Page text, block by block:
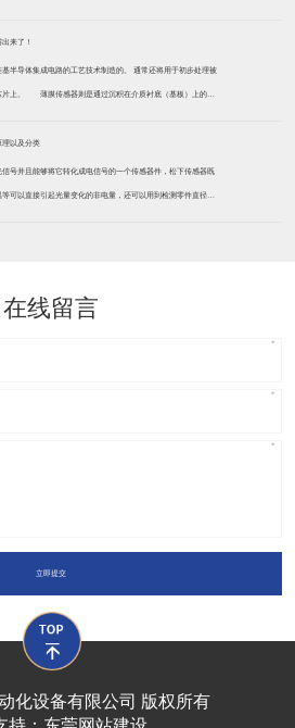
常由钢
来了！
导体集成电路的工艺技术制造的。 通常还将用于初步处理被
片上。 薄膜传感器则是通过沉积在介质衬底（基板）上的，
陶瓷基片上
理以及分类
号并且能够将它转化成电信号的一个传感器件，松下传感器既
可以直接引起光量变化的非电量，还可以用到检测零件直径、
在线留言
立即提交
化设备有限公司 版权所有